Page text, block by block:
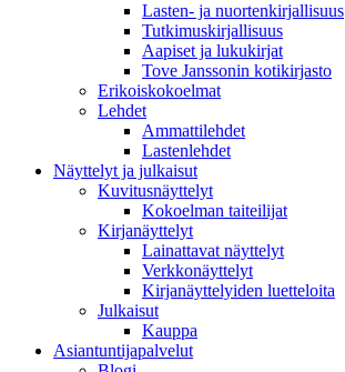
Lasten- ja nuortenkirjallisuus
Tutkimuskirjallisuus
Aapiset ja lukukirjat
Tove Janssonin kotikirjasto
Erikoiskokoelmat
Lehdet
Ammattilehdet
Lastenlehdet
Näyttelyt ja julkaisut
Kuvitusnäyttelyt
Kokoelman taiteilijat
Kirjanäyttelyt
Lainattavat näyttelyt
Verkkonäyttelyt
Kirjanäyttelyiden luetteloita
Julkaisut
Kauppa
Asiantuntija­palvelut